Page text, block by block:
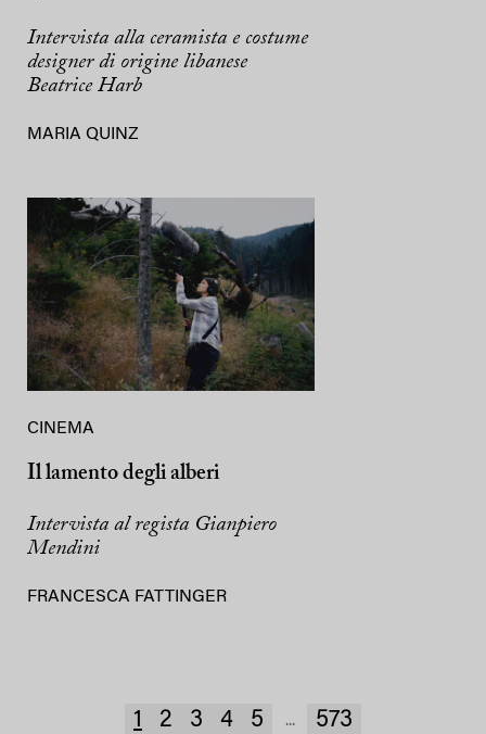
Intervista alla ceramista e costume
designer di origine libanese
Beatrice Harb
MARIA QUINZ
CINEMA
Il lamento degli alberi
Intervista al regista Gianpiero
Mendini
FRANCESCA FATTINGER
1 2 3 4 5 ... 573